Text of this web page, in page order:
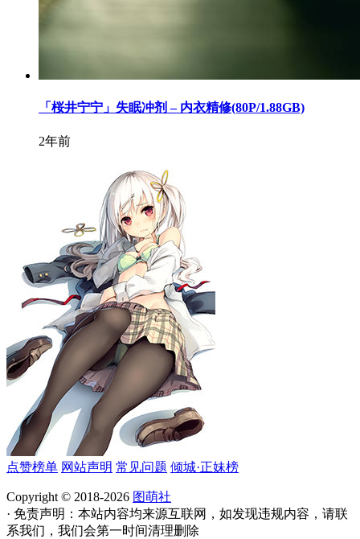
「桜井宁宁」失眠冲剂 – 内衣精修(80P/1.88GB)
2年前
点赞榜单 网站声明 常见问题 倾城·正妹榜
Copyright © 2018-2026 图萌社
· 免责声明：本站内容均来源互联网，如发现违规内容，请联
系我们，我们会第一时间清理删除